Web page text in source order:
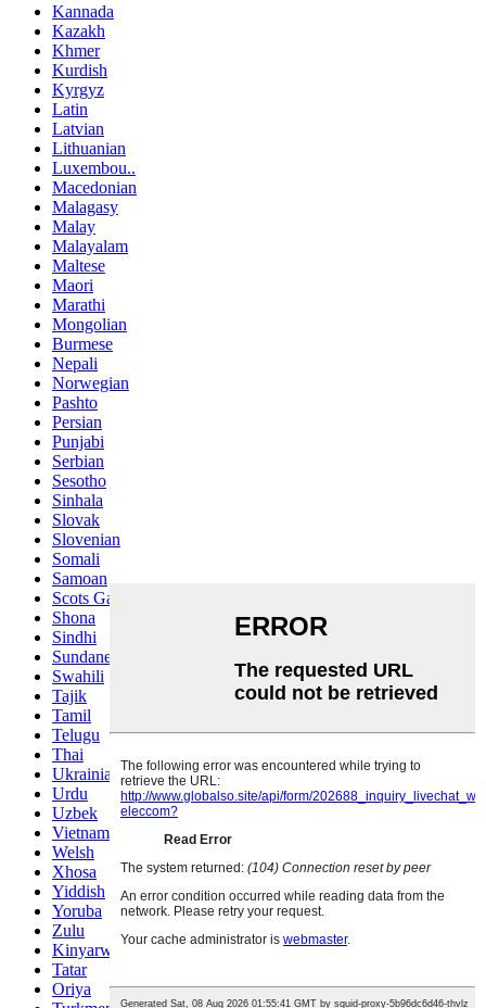
Kannada
Kazakh
Khmer
Kurdish
Kyrgyz
Latin
Latvian
Lithuanian
Luxembou..
Macedonian
Malagasy
Malay
Malayalam
Maltese
Maori
Marathi
Mongolian
Burmese
Nepali
Norwegian
Pashto
Persian
Punjabi
Serbian
Sesotho
Sinhala
Slovak
Slovenian
Somali
Samoan
Scots Gaelic
Shona
Sindhi
Sundanese
Swahili
Tajik
Tamil
Telugu
Thai
Ukrainian
Urdu
Uzbek
Vietnamese
Welsh
Xhosa
Yiddish
Yoruba
Zulu
Kinyarwanda
Tatar
Oriya